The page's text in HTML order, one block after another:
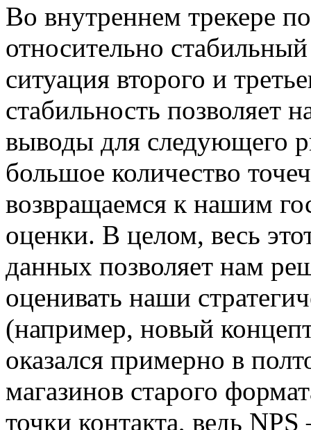
Во внутреннем трекере
относительно
ситуация второго и
стабильность позволяет
выводы для следующего
большое количество
возвращаемся к нашим
оценки. В целом, весь
данных позволяет нам
оценивать наши
(например, новый
оказался примерно в
магазинов старого
точки контакта, ведь